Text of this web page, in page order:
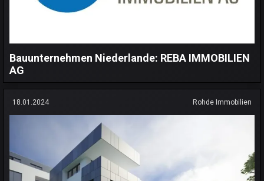
Bauunternehmen Niederlande: REBA IMMOBILIEN
AG
18.01.2024 Rohde Immobilien